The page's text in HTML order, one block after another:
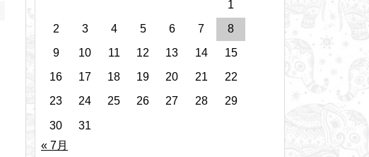
1
2
3 4 5 6 7
8
9
10 11 12 13 14
15
16
17 18 19 20 21
22
23
24 25 26 27 28 29
30
31
« 7月